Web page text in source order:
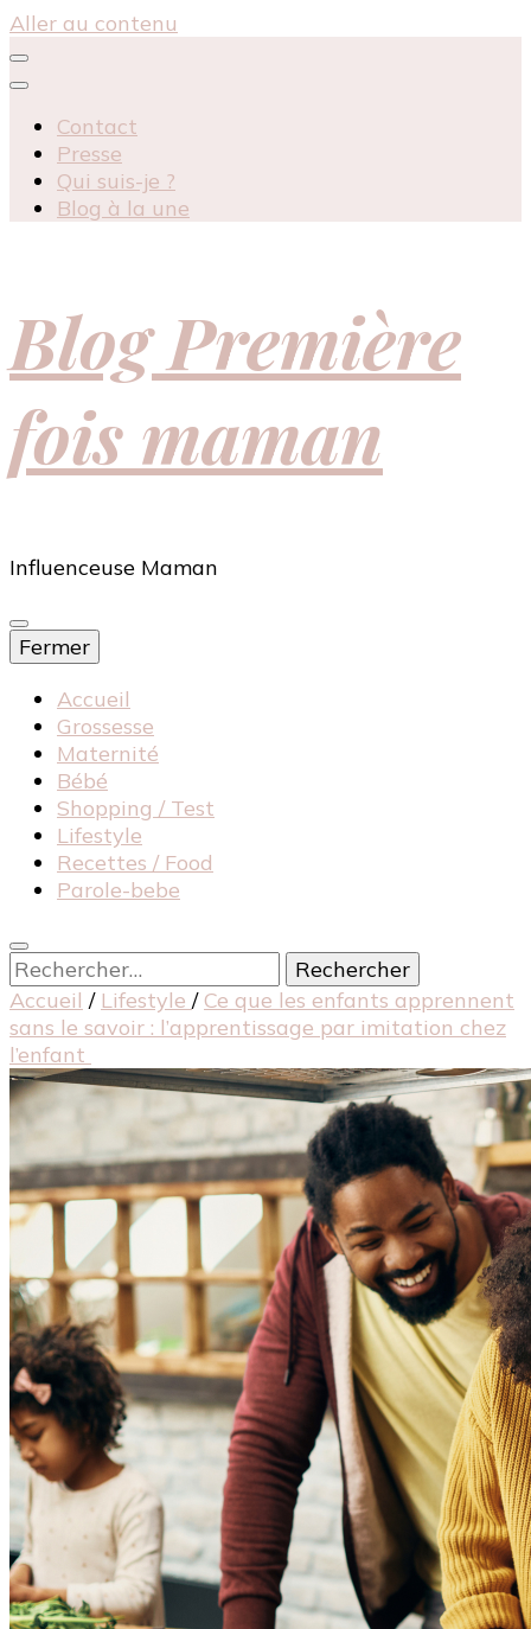
Aller au contenu
Contact
Presse
Qui suis-je ?
Blog à la une
Blog Première
fois maman
Influenceuse Maman
Fermer
Accueil
Grossesse
Maternité
Bébé
Shopping / Test
Lifestyle
Recettes / Food
Parole-bebe
Rechercher :
Accueil / Lifestyle / Ce que les enfants apprennent
sans le savoir : l’apprentissage par imitation chez
l’enfant